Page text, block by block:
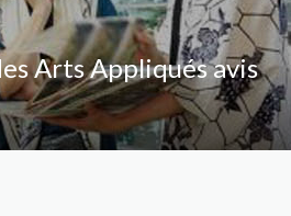
Arts Appliqués avis